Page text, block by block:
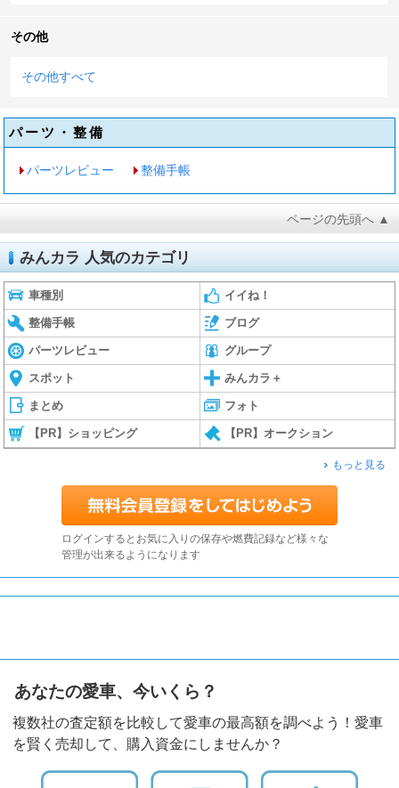
その他
その他すべて
パーツ・整備
パーツレビュー 整備手帳
ページの先頭へ ▲
みんカラ 人気のカテゴリ
車種別 イイね！
整備手帳 ブログ
パーツレビュー グループ
スポット みんカラ＋
まとめ フォト
【PR】ショッピング 【PR】オークション
もっと見る
ログインするとお気に入りの保存や燃費記録など様々な
管理が出来るようになります
あなたの愛車、今いくら？
複数社の査定額を比較して愛車の最高額を調べよう！愛車
を賢く売却して、購入資金にしませんか？